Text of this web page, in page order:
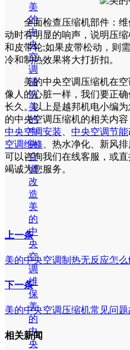
美
的
中
央
空
调
清
洗
美
的
中
央
空
调
改
造
美
的
中
央
空
调
维
保
美
的
中
央
全面检查压缩机部件：维
动时有明显的响声，说明压
和皮带轮;如果皮带松动，则
冷和制热效果将大打折扣。
美的中央空调压缩机在空
像人的心脏一样，我们要正
长久。以上是越邦机电小编
的中央空调压缩机的相关内
中央空调安装
中央空调节能
空调维修 、热水净化、新风
可以咨询我们在线客服，或
竭诚为您服务。
上一条
美的中央空调制热无反应怎
下一条
美的中央空调压缩机常见问
相关新闻